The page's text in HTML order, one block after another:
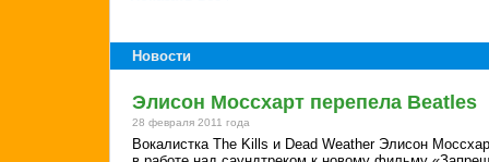
Новости
Элисон Моссхарт перепела Beatles
28 февраля 2011 года
Вокалистка The Kills и Dead Weather Элисон